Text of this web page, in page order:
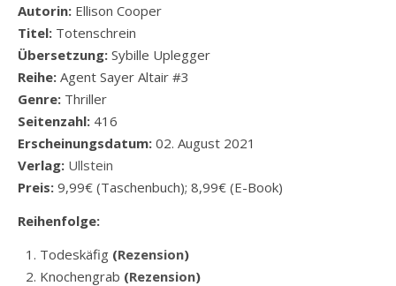
Autorin: Ellison Cooper
Titel: Totenschrein
Übersetzung: Sybille Uplegger
Reihe: Agent Sayer Altair #3
Genre: Thriller
Seitenzahl: 416
Erscheinungsdatum: 02. August 2021
Verlag: Ullstein
Preis: 9,99€ (Taschenbuch); 8,99€ (E-Book)
Reihenfolge:
Todeskäfig (Rezension)
Knochengrab (Rezension)